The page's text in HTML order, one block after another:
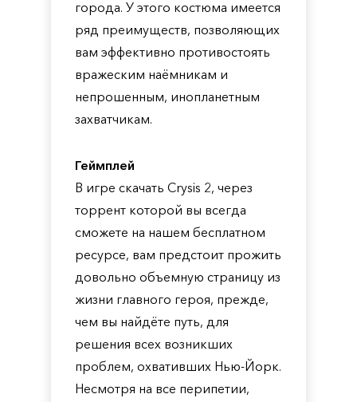
города. У этого костюма имеется
ряд преимуществ, позволяющих
вам эффективно противостоять
вражеским наёмникам и
непрошенным, инопланетным
захватчикам.
Геймплей
В игре скачать Crysis 2, через
торрент которой вы всегда
сможете на нашем бесплатном
ресурсе, вам предстоит прожить
довольно объемную страницу из
жизни главного героя, прежде,
чем вы найдёте путь, для
решения всех возникших
проблем, охвативших Нью-Йорк.
Несмотря на все перипетии,